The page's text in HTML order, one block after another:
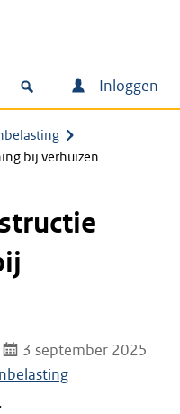
Inloggen
bij verhuizen
3 september 2025